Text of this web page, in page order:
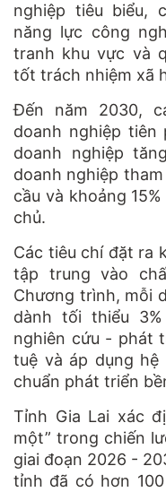
nghiệp tiêu biểu,
năng lực công
tranh khu vực và
tốt trách nhiệm xã
Đến năm 2030,
doanh nghiệp
doanh nghiệp
doanh nghiệp
cầu và khoảng
chủ.
Các tiêu chí đặt ra
tập trung vào
Chương trình, mỗi
dành tối thiểu
nghiên cứu - phát
tuệ và áp dụng
chuẩn phát triển
Tỉnh Gia Lai xác
một” trong chiến
giai đoạn 2026 -
tỉnh đã có hơn